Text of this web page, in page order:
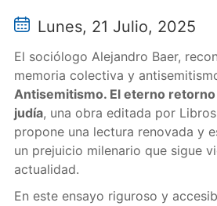
Lunes, 21 Julio, 2025
El sociólogo Alejandro Baer,
memoria colectiva y
Antisemitismo. El eterno
judía, una obra editada por
propone una lectura renovada y
un prejuicio milenario que sigue
actualidad.
En este ensayo riguroso y